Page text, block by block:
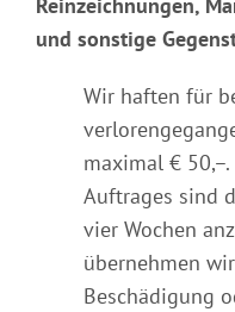
und sonstige
Wir haften für
maximal €
Auftrages sind
vier Wochen
übernehmen
Beschädigung